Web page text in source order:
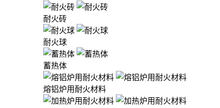
耐火砖
耐火球
蓄热体
熔铝炉用耐火材料